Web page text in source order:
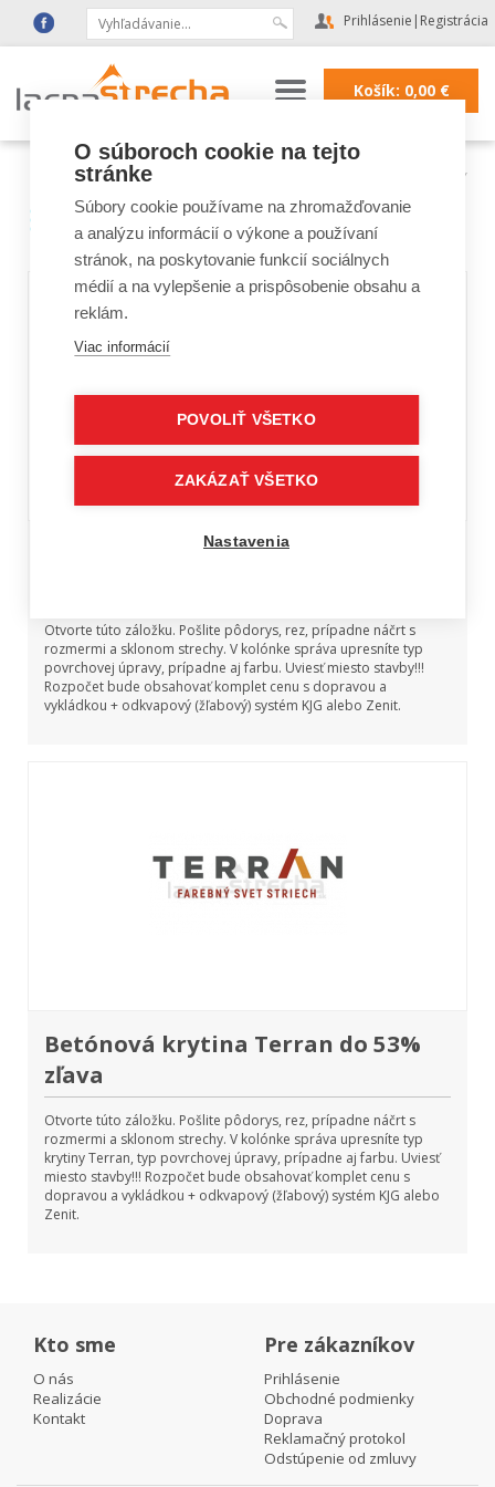
Prihlásenie | Registrácia
Košík: 0,00€
ROZPOČTY
ROZPOČTY
Plechová falcovaná krytina
Otvorte túto záložku. Pošlite pôdorys, rez, prípadne náčrt s
rozmermi a sklonom strechy. V kolónke správa upresníte typ
povrchovej úpravy, prípadne aj farbu. Uviesť miesto stavby!!!
Rozpočet bude obsahovať komplet cenu s dopravou a
vykládkou + odkvapový (žľabový) systém KJG alebo Zenit.
Betónová krytina Terran do 53%
zľava
Otvorte túto záložku. Pošlite pôdorys, rez, prípadne náčrt s
rozmermi a sklonom strechy. V kolónke správa upresníte typ
krytiny Terran, typ povrchovej úpravy, prípadne aj farbu. Uviesť
miesto stavby!!! Rozpočet bude obsahovať komplet cenu s
dopravou a vykládkou + odkvapový (žľabový) systém KJG alebo
Zenit.
Kto sme
O nás
Realizácie
Kontakt
Pre zákazníkov
Prihlásenie
Obchodné podmienky
Doprava
Reklamačný protokol
Odstúpenie od zmluvy
O súboroch cookie na tejto
stránke
Súbory cookie používame na zhromažďovanie
a analýzu informácií o výkone a používaní
stránok, na poskytovanie funkcií sociálnych
médií a na vylepšenie a prispôsobenie obsahu a
reklám.
Viac informácií
POVOLIŤ VŠETKO
ZAKÁZAŤ VŠETKO
Nastavenia